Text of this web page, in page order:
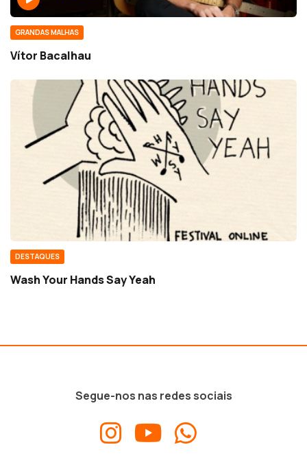
GRANDAS MALHAS
Vítor Bacalhau
DESTAQUES
Wash Your Hands Say Yeah
Segue-nos nas redes sociais